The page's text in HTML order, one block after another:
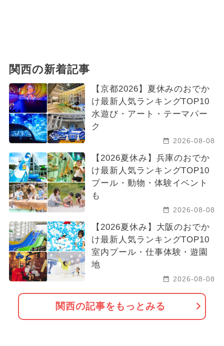
イルミネーション
2025年7月のイベント
2024年6月のイベント
2026年5月のイベント
2025年4月のイベント
2024年9月のイベント
2026年4月のイベント
2025年5月のイベント
夏休み（日帰り）
2024年2月のイベント
関西の新着記事
【京都2026】夏休みのおでか
け最新人気ランキングTOP10
水遊び・アート・テーマパー
ク
2026-08-08
【2026夏休み】兵庫のおでか
け最新人気ランキングTOP10
プール・動物・体験イベント
も
2026-08-08
【2026夏休み】大阪のおでか
け最新人気ランキングTOP10
室内プール・仕事体験・遊園
地
2026-08-08
関西の記事をもっとみる